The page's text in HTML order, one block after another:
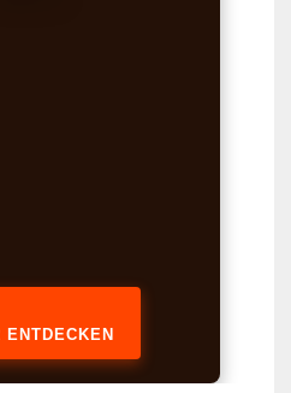
ENTDECKEN